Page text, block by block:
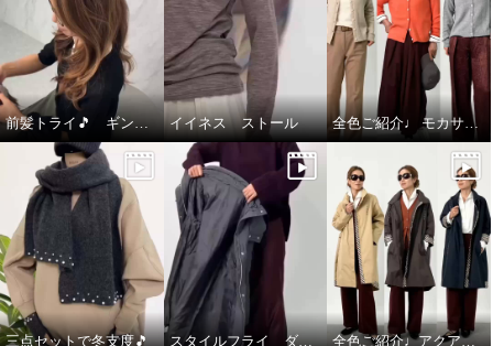
前髪トライ🎵 ギンカウィンカ ドレスドヘアー イイネス ストール 全色ご紹介♩ モカサン ジュンコシマダ カーディガン
三点セットで冬支度🎵 スタイルフライ ダウンコート 全色ご紹介♩アクアスキュータム